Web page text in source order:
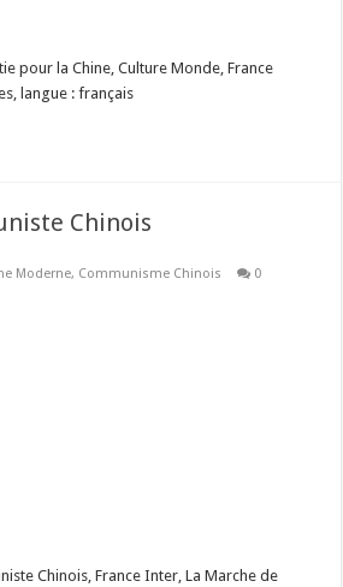
pour la Chine, Culture Monde, France
langue : français
Chinois
Moderne, Communisme Chinois 0
Chinois, France Inter, La Marche de